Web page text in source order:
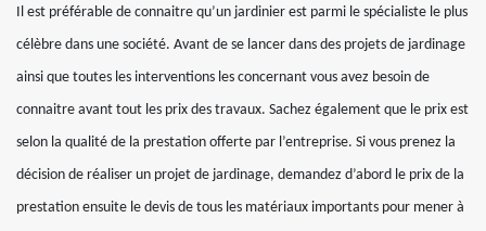
Il est préférable de connaitre qu’un jardinier est parmi le spécialiste le plus
célèbre dans une société. Avant de se lancer dans des projets de jardinage
ainsi que toutes les interventions les concernant vous avez besoin de
connaitre avant tout les prix des travaux. Sachez également que le prix est
selon la qualité de la prestation offerte par l’entreprise. Si vous prenez la
décision de réaliser un projet de jardinage, demandez d’abord le prix de la
prestation ensuite le devis de tous les matériaux importants pour mener à